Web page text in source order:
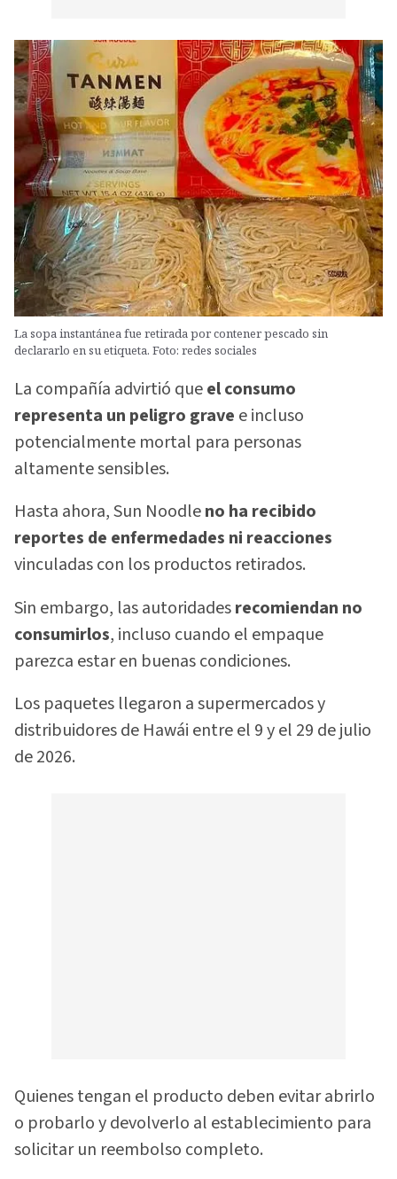
La sopa instantánea fue retirada por contener pescado sin
declararlo en su etiqueta. Foto: redes sociales
La compañía advirtió queel consumo
representa un peligro grave e incluso
potencialmente mortal para personas
altamente sensibles.
Hasta ahora, Sun Noodleno ha recibido
reportes de enfermedades ni reacciones
vinculadas con los productos retirados.
Sin embargo, las autoridadesrecomiendan no
consumirlos, incluso cuando el empaque
parezca estar en buenas condiciones.
Los paquetes llegaron a supermercados y
distribuidores de Hawái entre el 9 y el 29 de julio
de 2026.
Quienes tengan el producto deben evitar abrirlo
o probarlo y devolverlo al establecimiento para
solicitar un reembolso completo.